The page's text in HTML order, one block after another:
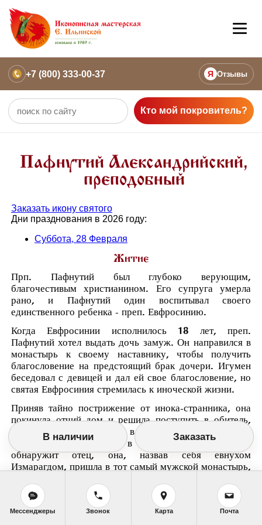
+7 (800) 333-00-37 Я Отзывы
Кто мой покровитель?
Пафнутий Александрийский,
преподобный
Заказать икону святого
Дни празднования в 2026 году:
Суббота, 28 Февраля
Житие
Прп. Пафнутий был глубоко верующим,
благочестивым христианином. Его супруга умерла
рано, и Пафнутий один воспитывал своего
единственного ребенка - преп. Евфросинию.
Когда Евфросинии исполнилось 18 лет, преп.
Пафнутий хотел выдать дочь замуж. Он направился в
монастырь к своему наставнику, чтобы получить
благословение на предстоящий брак дочери. Игумен
беседовал с девицей и дал ей свое благословение, но
святая Евфросиния стремилась к иноческой жизни.
Приняв тайно пострижение от инока-странника, она
покинула отчий дом и решила поступить в обитель,
чтобы провести жизнь в уединении и молитве.
Опасаясь, однако, что в женском монастыре ее
обнаружит отец, она, назвав себя евнухом
Измарагдом, пришла в тот самый мужской монастырь,
узнали переодетую в мужское платье Евфросинию и
приняли в свою обитель. В уединенной келии в
трудах, посте и молитве святая Евфросиния провела
В наличии Заказать
Мессенджеры Звонок Карта Почта